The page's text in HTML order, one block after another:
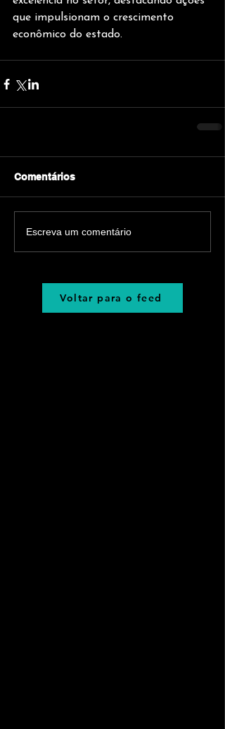
que impulsionam o crescimento
econômico do estado.
Comentários
Escreva um comentário
Voltar para o feed